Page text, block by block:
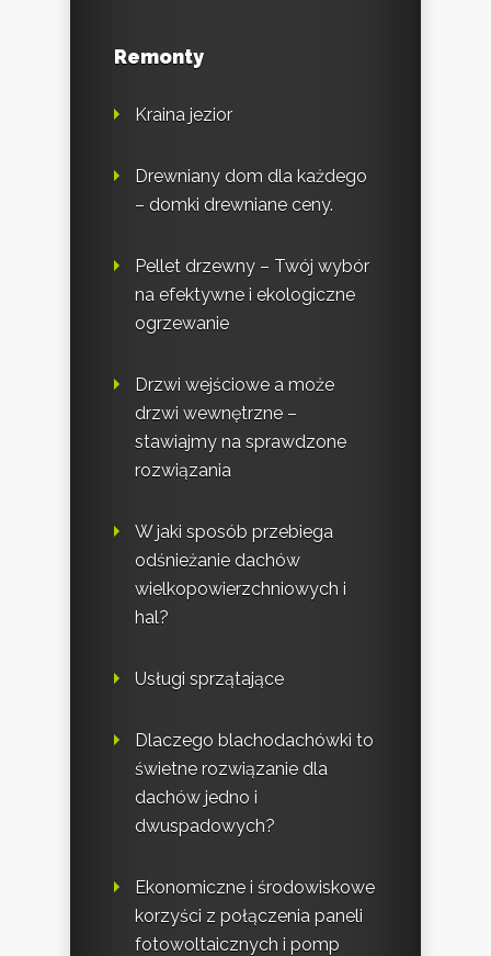
Remonty
Kraina jezior
Drewniany dom dla każdego
– domki drewniane ceny.
Pellet drzewny – Twój wybór
na efektywne i ekologiczne
ogrzewanie
Drzwi wejściowe a może
drzwi wewnętrzne –
stawiajmy na sprawdzone
rozwiązania
W jaki sposób przebiega
odśnieżanie dachów
wielkopowierzchniowych i
hal?
Usługi sprzątające
Dlaczego blachodachówki to
świetne rozwiązanie dla
dachów jedno i
dwuspadowych?
Ekonomiczne i środowiskowe
korzyści z połączenia paneli
fotowoltaicznych i pomp